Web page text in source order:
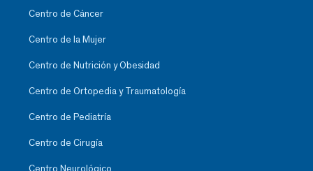
Centro de Cáncer
Centro de la Mujer
Centro de Nutrición y Obesidad
Centro de Ortopedia y Traumatología
Centro de Pediatría
Centro de Cirugía